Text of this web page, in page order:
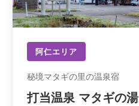
阿仁エリア
秘境マタギの里の温泉宿
打当温泉 マタギの湯